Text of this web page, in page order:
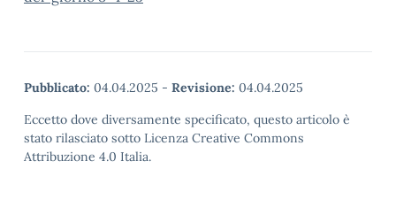
Pubblicato: 04.04.2025 - Revisione: 04.04.2025
Eccetto dove diversamente specificato, questo articolo è
stato rilasciato sotto Licenza Creative Commons
Attribuzione 4.0 Italia.